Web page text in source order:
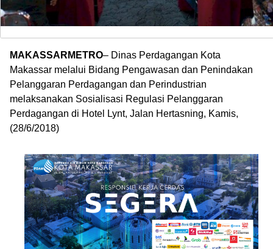
MAKASSARMETRO– Dinas Perdagangan Kota
Makassar melalui Bidang Pengawasan dan Penindakan
Pelanggaran Perdagangan dan Perindustrian
melaksanakan Sosialisasi Regulasi Pelanggaran
Perdagangan di Hotel Lynt, Jalan Hertasning, Kamis,
(28/6/2018)